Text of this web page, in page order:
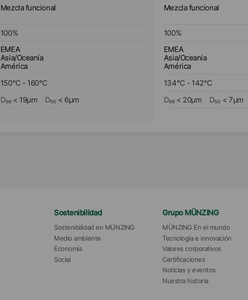
Mezcla funcional
100%
EMEA
Asia/Oceanía
América
150°C - 160°C
D₉₉ < 19µm D₅₀ < 6µm
Mezcla funcional
100%
EMEA
Asia/Oceanía
América
134°C - 142°C
D₉₉ < 20µm D₅₀ <7µm
Sostenibilidad
Sostenibilidad en MÜNZING
Medio ambiente
Economía
Social
Grupo MÜNZING
MÜNZING En el mundo
Tecnología e innovación
Valores corporativos
Certificaciones
Noticias y eventos
Nuestra historia